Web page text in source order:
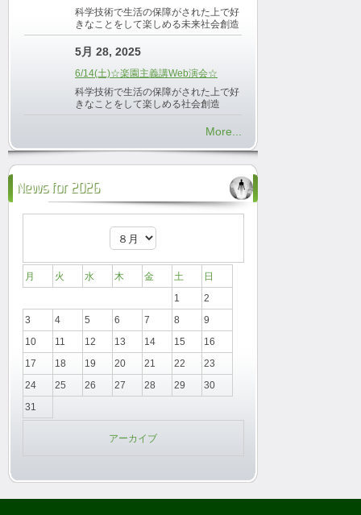
科学技術で生活の保障がされた上で好
きなことをして楽しめる未来社会創造
5月 28, 2025
6/14(土)☆楽園主義講Web演会☆
科学技術で生活の保障がされた上で好
きなことをして楽しめる社会創造
More...
News for 2026
月 火 水 木 金 土
日
1
2
3
4 5 6 7 8
9
10
11 12 13 14 15
16
17
18 19 20 21 22
23
24
25 26 27 28 29
30
31
アーカイブ